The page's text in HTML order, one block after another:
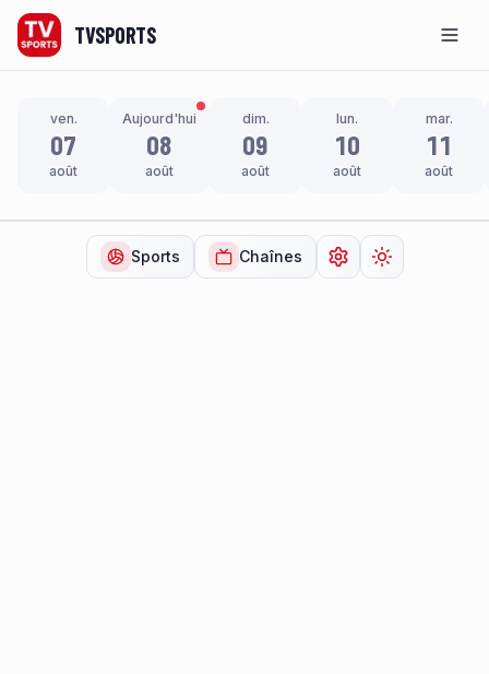
TVSPORTS
ven.
07
août
Aujourd'hui
08
août
dim.
09
août
lun.
10
août
mar.
11
août
Sports Chaînes Ouvrir lesChanger de